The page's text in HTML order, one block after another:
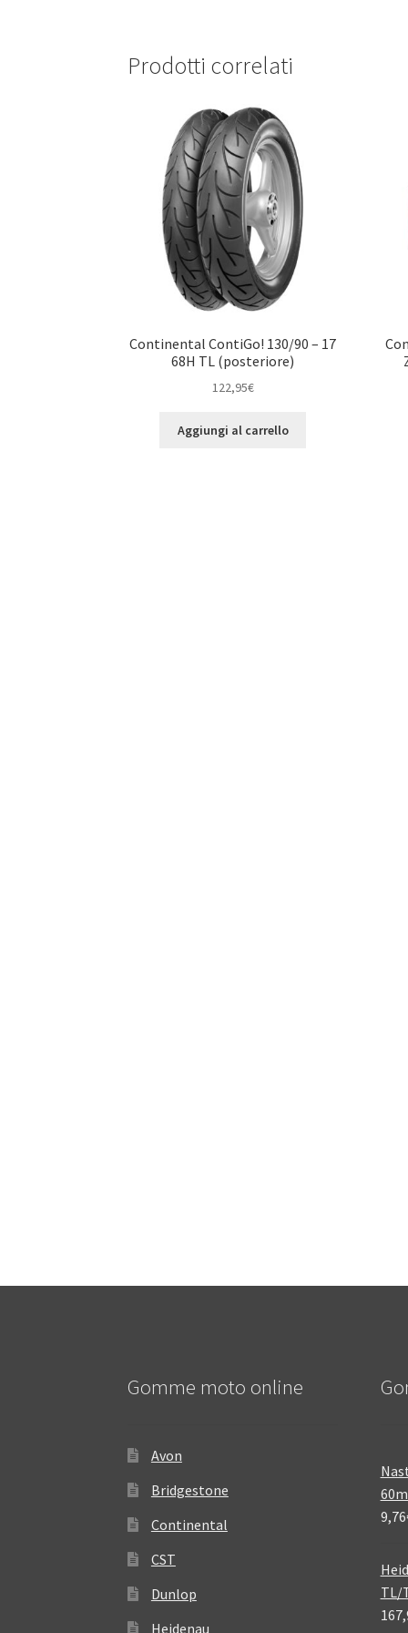
Prodotti correlati
Continental ContiGo! 130/90 – 17
68H TL (posteriore)
122,95€
Aggiungi al carrello
Gomme moto online
Avon
Bridgestone
Continental
CST
Dunlop
Heidenau
9,76
TL/